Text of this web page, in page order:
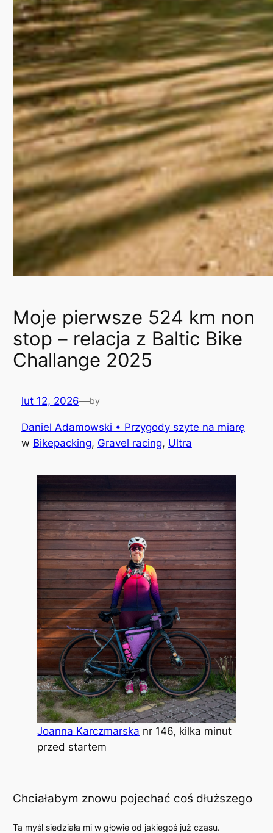
Moje pierwsze 524 km non
stop – relacja z Baltic Bike
Challange 2025
lut 12, 2026—by
Daniel Adamowski • Przygody szyte na miarę
w Bikepacking, Gravel racing, Ultra
Joanna Karczmarska nr 146, kilka minut
przed startem
Chciałabym znowu pojechać coś dłuższego
Ta myśl siedziała mi w głowie od jakiegoś już czasu.